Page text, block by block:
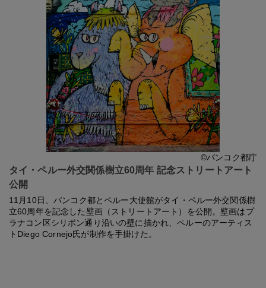
©バンコク都庁
タイ・ペルー外交関係樹立60周年 記念ストリートアート
公開
11月10日、バンコク都とペルー大使館がタイ・ペルー外交関係樹
立60周年を記念した壁画（ストリートアート）を公開。壁画はプ
ラナコン区シリポン通り沿いの壁に描かれ、ペルーのアーティス
トDiego Cornejo氏が制作を手掛けた。